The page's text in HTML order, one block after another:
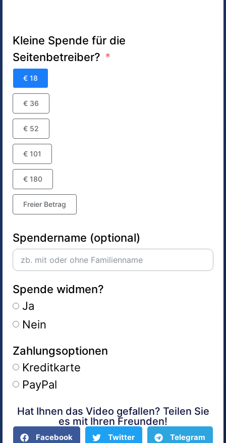
Kleine Spende für die
Seitenbetreiber?
€ 18
€ 36
€ 52
€ 101
€ 180
Freier Betrag
Spendername (optional)
Spende widmen?
Ja
Nein
Zahlungsoptionen
Kreditkarte
PayPal
Alternative:
Hat Ihnen das Video gefallen? Teilen Sie
es mit Ihren Freunden!
Facebook Twitter Telegram